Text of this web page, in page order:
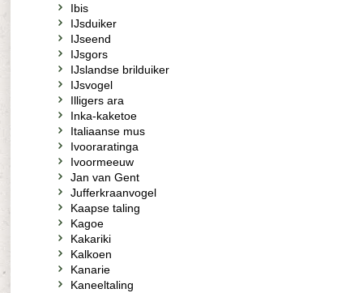
Ibis
IJsduiker
IJseend
IJsgors
IJslandse brilduiker
IJsvogel
Illigers ara
Inka-kaketoe
Italiaanse mus
Ivooraratinga
Ivoormeeuw
Jan van Gent
Jufferkraanvogel
Kaapse taling
Kagoe
Kakariki
Kalkoen
Kanarie
Kaneeltaling